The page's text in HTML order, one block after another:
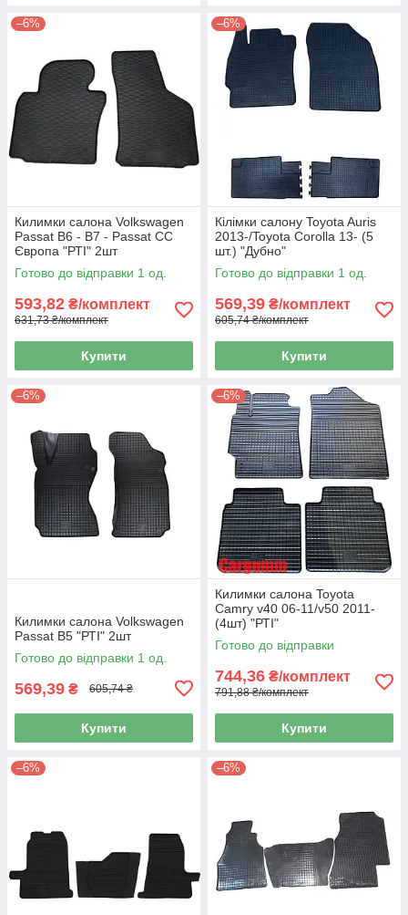
–6%
Килимки салона Volkswagen
Passat B6 - B7 - Passat CC
Європа "РТІ" 2шт
Готово до відправки 1 од.
593,82 ₴/комплект
631,73 ₴/комплект
Купити
–6%
Кілімки салону Toyota Auris
2013-/Toyota Corolla 13- (5
шт.) "Дубно"
Готово до відправки 1 од.
569,39 ₴/комплект
605,74 ₴/комплект
Купити
–6%
Килимки салона Volkswagen
Passat B5 "РТІ" 2шт
Готово до відправки 1 од.
569,39 ₴ 605,74 ₴
Купити
–6%
Килимки салона Toyota
Camry v40 06-11/v50 2011-
(4шт) "РТІ"
Готово до відправки
744,36 ₴/комплект
791,88 ₴/комплект
Купити
–6% –6%